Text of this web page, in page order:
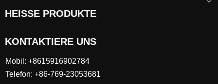
HEISSE PRODUKTE
KONTAKTIERE UNS
Mobil: +8615916902784
Telefon: +86-769-23053681